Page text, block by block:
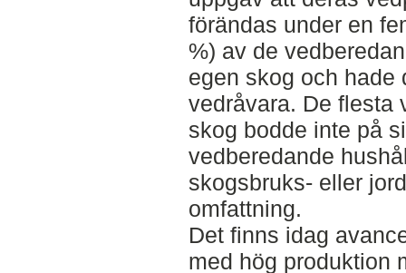
förändas under en
%) av de
egen skog och hade
vedråvara. De flesta
skog bodde inte på
vedberedande
skogsbruks- eller
omfattning.
Det finns idag
med hög produktion